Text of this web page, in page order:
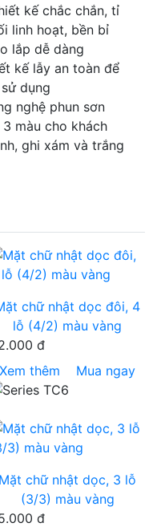
kế chắc chắn, tỉ
linh hoạt, bền bỉ
lắp dễ dàng
kế lẫy an toàn để
dụng
nghệ phun sơn
màu cho khách
ghi xám và trắng
chữ nhật dọc đôi, 4
lỗ (4/2) màu vàng
đ
Xem thêm
Mua ngay
Mặt chữ nhật dọc, 3 lỗ
(3/3) màu vàng
đ